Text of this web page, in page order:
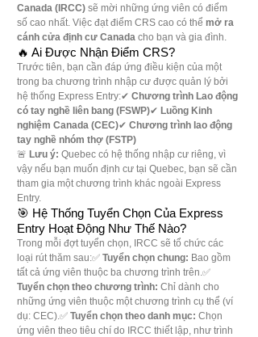
Canada (IRCC) sẽ mời những ứng viên có điểm
số cao nhất. Việc đạt điểm CRS cao có thể mở ra
cánh cửa định cư Canada cho bạn và gia đình.
🔥 Ai Được Nhận Điểm CRS?
Trước tiên, bạn cần đáp ứng điều kiện của một
trong ba chương trình nhập cư được quản lý bởi
hệ thống Express Entry:✔ Chương trình Lao động
có tay nghề liên bang (FSWP)✔ Luồng Kinh
nghiệm Canada (CEC)✔ Chương trình lao động
tay nghề nhóm thợ (FSTP)
🚨 Lưu ý: Quebec có hệ thống nhập cư riêng, vì
vậy nếu bạn muốn định cư tại Quebec, bạn sẽ cần
tham gia một chương trình khác ngoài Express
Entry.
🎯 Hệ Thống Tuyển Chọn Của Express
Entry Hoạt Động Như Thế Nào?
Trong mỗi đợt tuyển chọn, IRCC sẽ tổ chức các
loại rút thăm sau:✅ Tuyển chọn chung: Bao gồm
tất cả ứng viên thuộc ba chương trình trên.✅
Tuyển chọn theo chương trình: Chỉ dành cho
những ứng viên thuộc một chương trình cụ thể (ví
dụ: CEC).✅ Tuyển chọn theo danh mục: Chọn
ứng viên theo tiêu chí do IRCC thiết lập, như trình